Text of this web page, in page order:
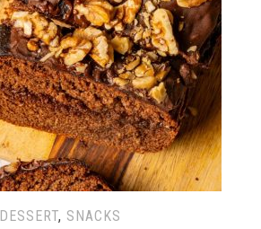
DESSERT, SNACKS